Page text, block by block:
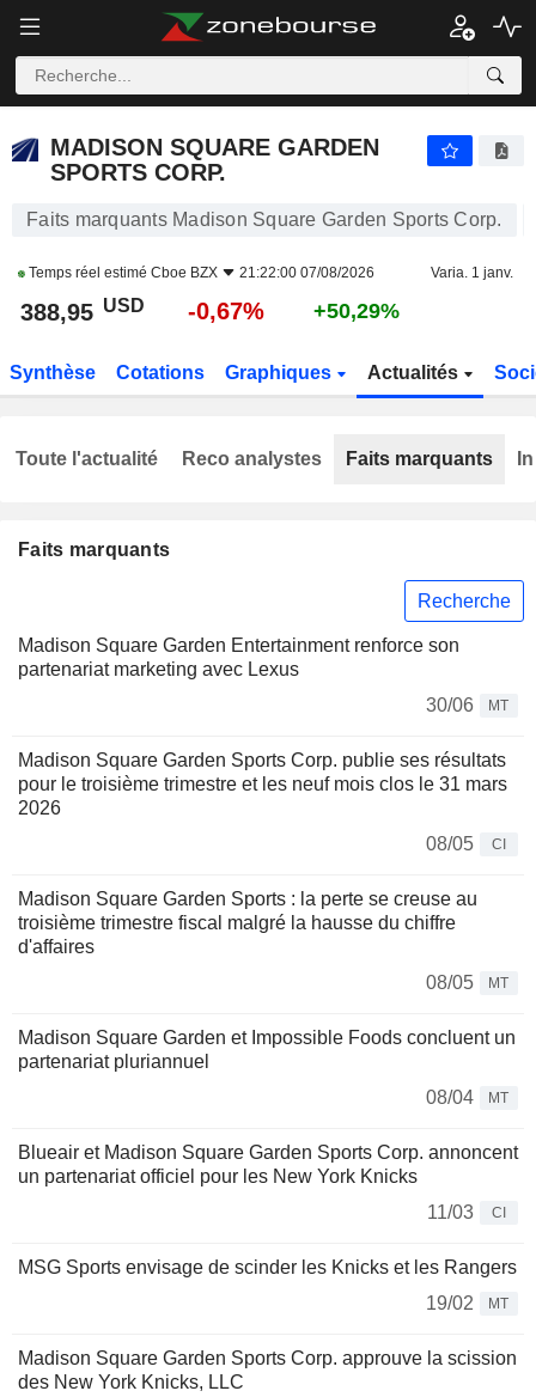
MADISON SQUARE GARDEN
SPORTS CORP.
Faits marquants Madison Square Garden Sports Corp.
Temps réel estimé Cboe BZX 21:22:00 07/08/2026 Varia. 1 janv.
388,95 USD -0,67% +50,29%
Synthèse Cotations Graphiques Actualités
Faits marquants
Recherche
Madison Square Garden Entertainment renforce son
partenariat marketing avec Lexus
30/06
MT
Madison Square Garden Sports Corp. publie ses résultats
pour le troisième trimestre et les neuf mois clos le 31 mars
2026
08/05
CI
Madison Square Garden Sports : la perte se creuse au
troisième trimestre fiscal malgré la hausse du chiffre
d'affaires
08/05
MT
Madison Square Garden et Impossible Foods concluent un
partenariat pluriannuel
08/04
MT
Blueair et Madison Square Garden Sports Corp. annoncent
un partenariat officiel pour les New York Knicks
11/03
CI
MSG Sports envisage de scinder les Knicks et les Rangers
19/02
MT
Madison Square Garden Sports Corp. approuve la scission
des New York Knicks, LLC
Toute l'actualité Reco analystes Faits marquants